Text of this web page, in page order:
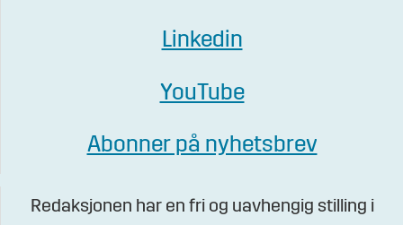
Linkedin
YouTube
Abonner på nyhetsbrev
Redaksjonen har en fri og uavhengig stilling i